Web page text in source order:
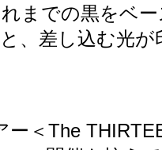
までの黒をベ
、差し込む光が
ー＜The